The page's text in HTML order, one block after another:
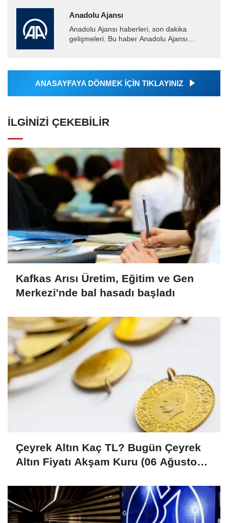
Anadolu Ajansı
Anadolu Ajansı haberleri, son dakika
gelişmeleri. Bu haber Anadolu Ajansı
tarafından geçilen tüm...
ANASAYFAYA DÖNMEK İÇİN TIKLAYINIZ
İLGINIZI ÇEKEBILIR
Kafkas Arısı Üretim, Eğitim ve Gen
Merkezi'nde bal hasadı başladı
Çeyrek Altın Kaç TL? Bugün Çeyrek
Altın Fiyatı Akşam Kuru (06 Ağustos